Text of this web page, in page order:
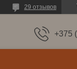
29 отзывов
+375